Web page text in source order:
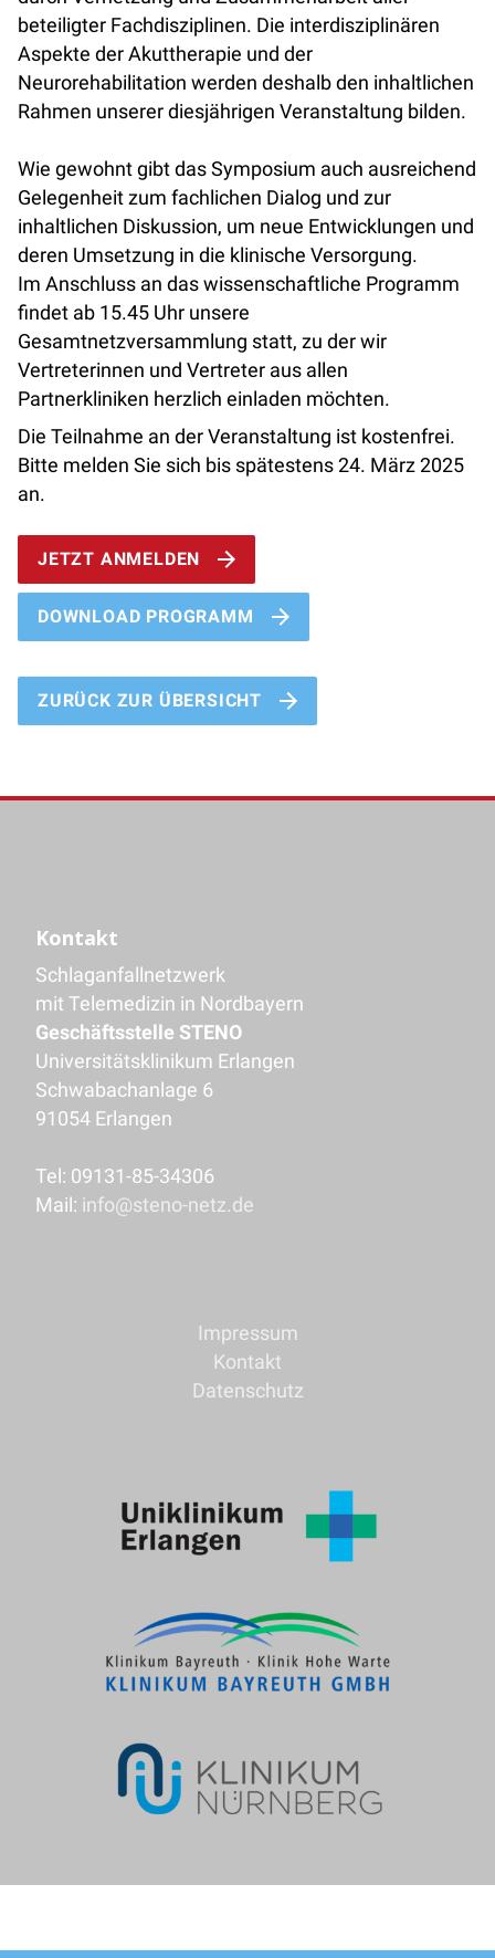
beteiligter Fachdisziplinen. Die interdisziplinären
Aspekte der Akuttherapie und der
Neurorehabilitation werden deshalb den inhaltlichen
Rahmen unserer diesjährigen Veranstaltung bilden.
Wie gewohnt gibt das Symposium auch ausreichend
Gelegenheit zum fachlichen Dialog und zur
inhaltlichen Diskussion, um neue Entwicklungen und
deren Umsetzung in die klinische Versorgung.
Im Anschluss an das wissenschaftliche Programm
findet ab 15.45 Uhr unsere
Gesamtnetzversammlung statt, zu der wir
Vertreterinnen und Vertreter aus allen
Partnerkliniken herzlich einladen möchten.
Die Teilnahme an der Veranstaltung ist kostenfrei.
Bitte melden Sie sich bis spätestens 24. März 2025
an.
JETZT ANMELDEN
DOWNLOAD PROGRAMM
ZURÜCK ZUR ÜBERSICHT
Kontakt
Schlaganfallnetzwerk
mit Telemedizin in Nordbayern
Geschäftsstelle STENO
Universitätsklinikum Erlangen
Schwabachanlage 6
91054 Erlangen
Tel: 09131-85-34306
Mail: info@steno-netz.de
Impressum
Kontakt
Datenschutz